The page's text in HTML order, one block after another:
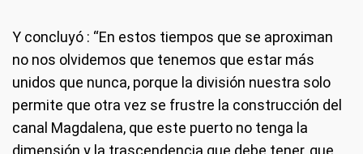
Y concluyó : “En estos tiempos que se aproximan
no nos olvidemos que tenemos que estar más
unidos que nunca, porque la división nuestra solo
permite que otra vez se frustre la construcción del
canal Magdalena, que este puerto no tenga la
dimensión y la trascendencia que debe tener, que